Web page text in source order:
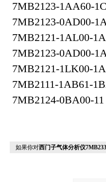
7MB2123-1AA60-
7MB2123-0AD00-
7MB2121-1AL00-
7MB2123-0AD00-
7MB2121-1LK00-
7MB2111-1AB61-
7MB2124-0BA00-11
如果你对西门子气体分析仪